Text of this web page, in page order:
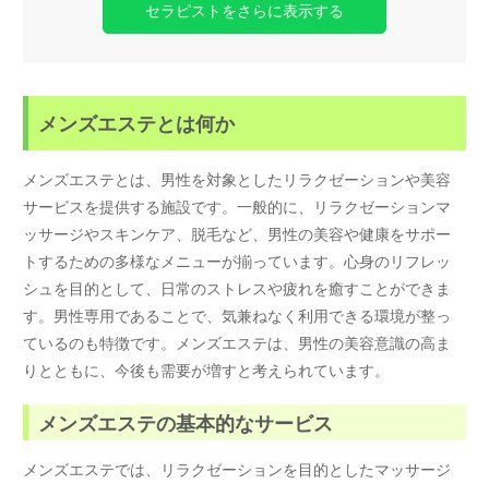
セラピストをさらに表示する
メンズエステとは何か
メンズエステとは、男性を対象としたリラクゼーションや美容
サービスを提供する施設です。一般的に、リラクゼーションマ
ッサージやスキンケア、脱毛など、男性の美容や健康をサポー
トするための多様なメニューが揃っています。心身のリフレッ
シュを目的として、日常のストレスや疲れを癒すことができま
す。男性専用であることで、気兼ねなく利用できる環境が整っ
ているのも特徴です。メンズエステは、男性の美容意識の高ま
りとともに、今後も需要が増すと考えられています。
メンズエステの基本的なサービス
メンズエステでは、リラクゼーションを目的としたマッサージ